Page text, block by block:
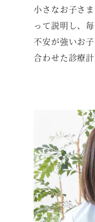
小さなお子さ
って説明し、
不安が強いお
合わせた診療